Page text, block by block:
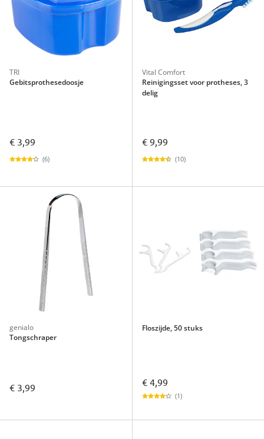
TRI
Gebitsprothesedoosje
€ 3,99
(6)
Vital Comfort
Reinigingsset voor protheses, 3
delig
€ 9,99
(10)
genialo
Tongschraper
€ 3,99
Floszijde, 50 stuks
€ 4,99
(1)